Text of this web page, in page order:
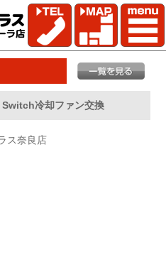
冷却ファン交換
ス奈良店